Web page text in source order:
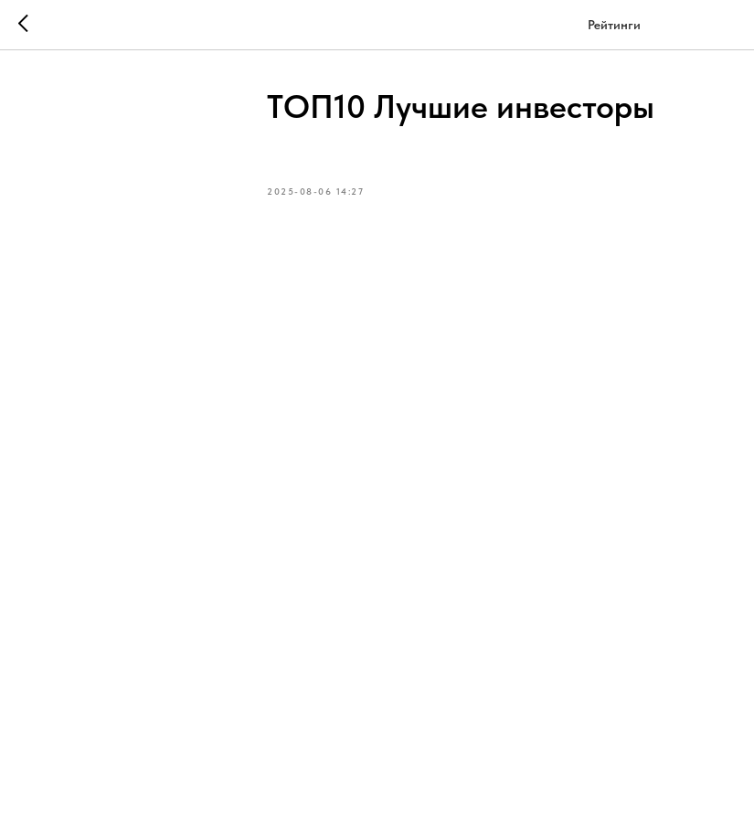
Рейтинги
ТОП10 Лучшие инвесторы
2025-08-06 14:27